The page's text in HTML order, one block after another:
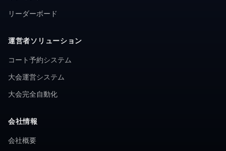
リーダーボード
運営者ソリューション
コート予約システム
大会運営システム
大会完全自動化
会社情報
会社概要